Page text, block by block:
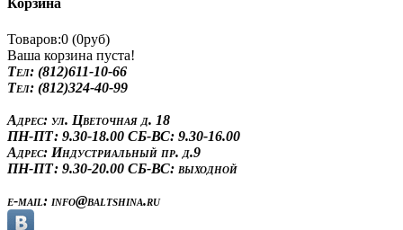
Корзина
Товаров:0 (0руб)
Ваша корзина пуста!
Tел: (812)611-10-66
Tел: (812)324-40-99
Адрес: ул. Цветочная д. 18
ПН-ПТ: 9.30-18.00 СБ-ВС: 9.30-16.00
Адрес: Индустриальный пр. д.9
ПН-ПТ: 9.30-20.00 СБ-ВС: выходной
e-mail: info@baltshina.ru